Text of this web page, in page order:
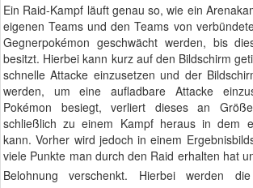
Ein Raid-Kampf läuft genau so, wie ein
eigenen Teams und den Teams von
Gegnerpokémon geschwächt werden, bis
besitzt. Hierbei kann kurz auf den Bildschirm
schnelle Attacke einzusetzen und der
werden, um eine aufladbare Attacke
Pokémon besiegt, verliert dieses an
schließlich zu einem Kampf heraus in dem
kann. Vorher wird jedoch in einem
viele Punkte man durch den Raid erhalten hat
Belohnung verschenkt. Hierbei werden